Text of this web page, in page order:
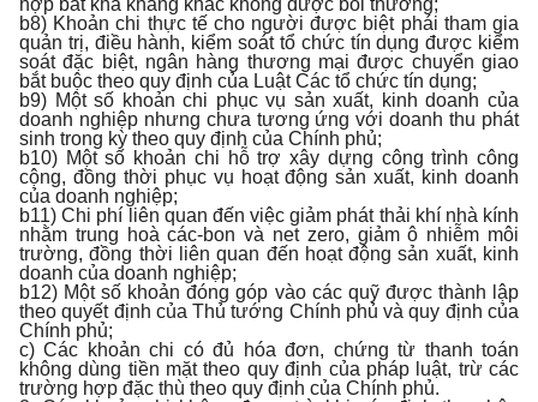
b8) Khoản chi thực tế cho người được biệt phái tham gia
quản trị, điều hành, kiểm soát tổ chức tín dụng được kiểm
soát đặc biệt, ngân hàng thương mại được chuyển giao
bắt buộc theo quy định của Luật Các tổ chức tín dụng;
b9) Một số khoản chi phục vụ sản xuất, kinh doanh của
doanh nghiệp nhưng chưa tương ứng với doanh thu phát
sinh trong kỳ theo quy định của Chính phủ;
b10) Một số khoản chi hỗ trợ xây dựng công trình công
cộng, đồng thời phục vụ hoạt động sản xuất, kinh doanh
của doanh nghiệp;
b11) Chi phí liên quan đến việc giảm phát thải khí nhà kính
nhằm trung hoà các-bon và net zero, giảm ô nhiễm môi
trường, đồng thời liên quan đến hoạt động sản xuất, kinh
doanh của doanh nghiệp;
b12) Một số khoản đóng góp vào các quỹ được thành lập
theo quyết định của Thủ tướng Chính phủ và quy định của
Chính phủ;
c) Các khoản chi có đủ hóa đơn, chứng từ thanh toán
không dùng tiền mặt theo quy định của pháp luật, trừ các
trường hợp đặc thù theo quy định của Chính phủ.